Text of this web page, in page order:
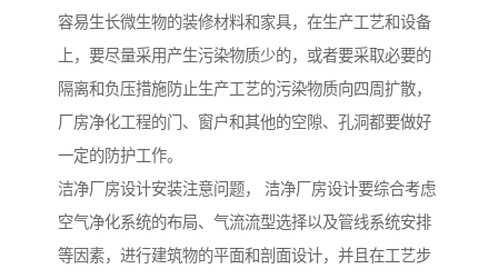
容易生长微生物的装修材料和家具，在生产工艺和设备
上，要尽量采用产生污染物质少的，或者要采取必要的
隔离和负压措施防止生产工艺的污染物质向四周扩散，
厂房净化工程的门、窗户和其他的空隙、孔洞都要做好
一定的防护工作。
洁净厂房设计安装注意问题， 洁净厂房设计要综合考虑
空气净化系统的布局、气流流型选择以及管线系统安排
等因素，进行建筑物的平面和剖面设计，并且在工艺步